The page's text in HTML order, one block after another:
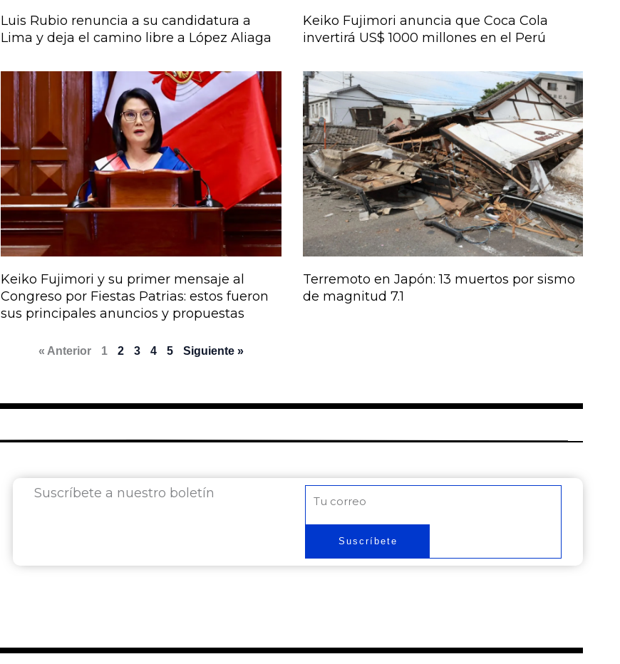
Luis Rubio renuncia a su candidatura a
Lima y deja el camino libre a López Aliaga
Keiko Fujimori anuncia que Coca Cola
invertirá US$ 1000 millones en el Perú
Keiko Fujimori y su primer mensaje al
Congreso por Fiestas Patrias: estos fueron
sus principales anuncios y propuestas
Terremoto en Japón: 13 muertos por sismo
de magnitud 7.1
« Anterior 1 2 3 4 5 Siguiente »
Suscríbete a nuestro boletín
Suscríbete